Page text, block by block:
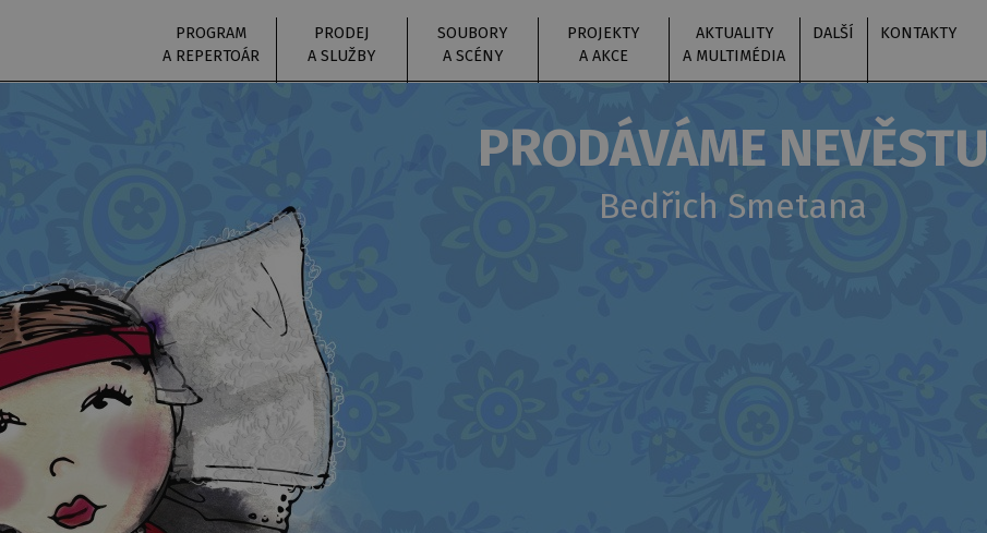
PROGRAM
A REPERTOÁR
PRODEJ
A SLUŽBY
SOUBORY
A SCÉNY
PROJEKTY
A AKCE
AKTUALITY
A MULTIMÉDIA
DALŠÍ KONTAKTY
PRODÁVÁME NEVĚSTU
Bedřich Smetana